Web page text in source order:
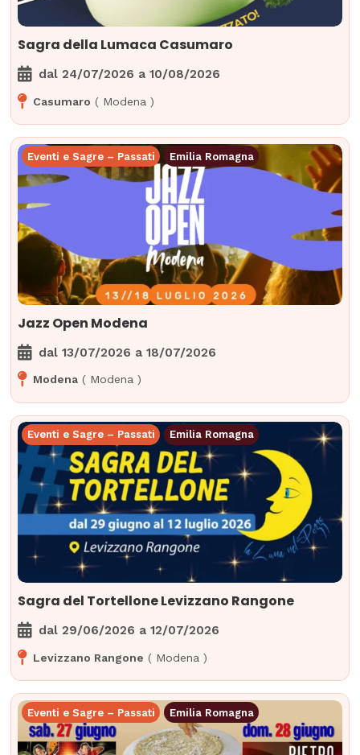
Sagra della Lumaca Casumaro
dal24/07/2026 a 10/08/2026
Casumaro ( Modena )
Eventi e Sagre – Passati Emilia Romagna
Jazz Open Modena
dal13/07/2026 a 18/07/2026
Modena ( Modena )
Eventi e Sagre – Passati Emilia Romagna
Sagra del Tortellone Levizzano Rangone
dal29/06/2026 a 12/07/2026
Levizzano Rangone ( Modena )
Eventi e Sagre – Passati Emilia Romagna